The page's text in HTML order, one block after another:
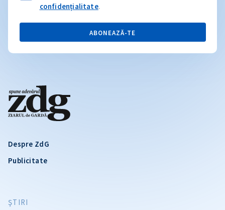
Despre ZdG
Publicitate
ŞTIRI
confidențialitate.
ABONEAZĂ-TE